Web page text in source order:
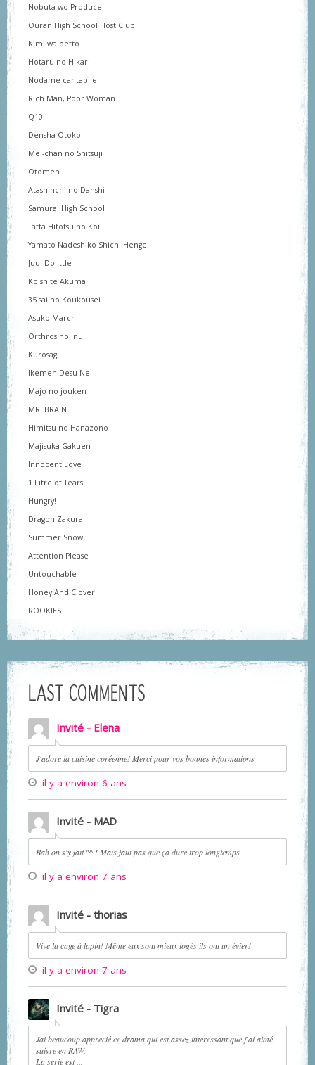
Nobuta wo Produce
Ouran High School Host Club
Kimi wa petto
Hotaru no Hikari
Nodame cantabile
Rich Man, Poor Woman
Q10
Densha Otoko
Mei-chan no Shitsuji
Otomen
Atashinchi no Danshi
Samurai High School
Tatta Hitotsu no Koi
Yamato Nadeshiko Shichi Henge
Juui Dolittle
Koishite Akuma
35 sai no Koukousei
Asuko March!
Orthros no Inu
Kurosagi
Ikemen Desu Ne
Majo no jouken
MR. BRAIN
Himitsu no Hanazono
Majisuka Gakuen
Innocent Love
1 Litre of Tears
Hungry!
Dragon Zakura
Summer Snow
Attention Please
Untouchable
Honey And Clover
ROOKIES
LAST COMMENTS
Invité - Elena
J'adore la cuisine coréenne! Merci pour vos bonnes informations
il y a environ 6 ans
Invité - MAD
Bah on s'y fait ^^ ! Mais faut pas que ça dure trop longtemps
il y a environ 7 ans
Invité - thorias
Vive la cage à lapin! Même eux sont mieux logés ils ont un évier!
il y a environ 7 ans
Invité - Tigra
Jai beaucoup apprecié ce drama qui est assez interessant que j'ai aimé
suivre en RAW.
La serie est ...